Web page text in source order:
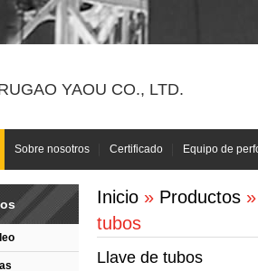
YAOU CO., LTD.
Sobre nosotros Certificado Equipo de
Inicio » Productos
tubos
Llave de tubos